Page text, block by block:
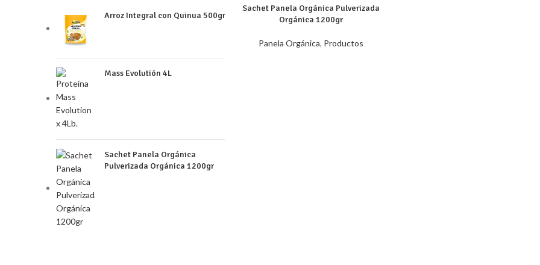
Arroz Integral con Quinua 500gr
Mass Evolutión 4L
Sachet Panela Orgánica
Pulverizada Orgánica 1200gr
Sachet Panela Orgánica Pulverizada
Orgánica 1200gr
Panela Orgánica, Productos